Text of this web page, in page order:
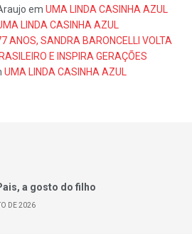
em UMA LINDA CASINHA AZUL
LINDA CASINHA AZUL
ANOS, SANDRA BARONCELLI VOLTA
E INSPIRA GERAÇÕES
UMA LINDA CASINHA AZUL
a gosto do filho
DE 2026